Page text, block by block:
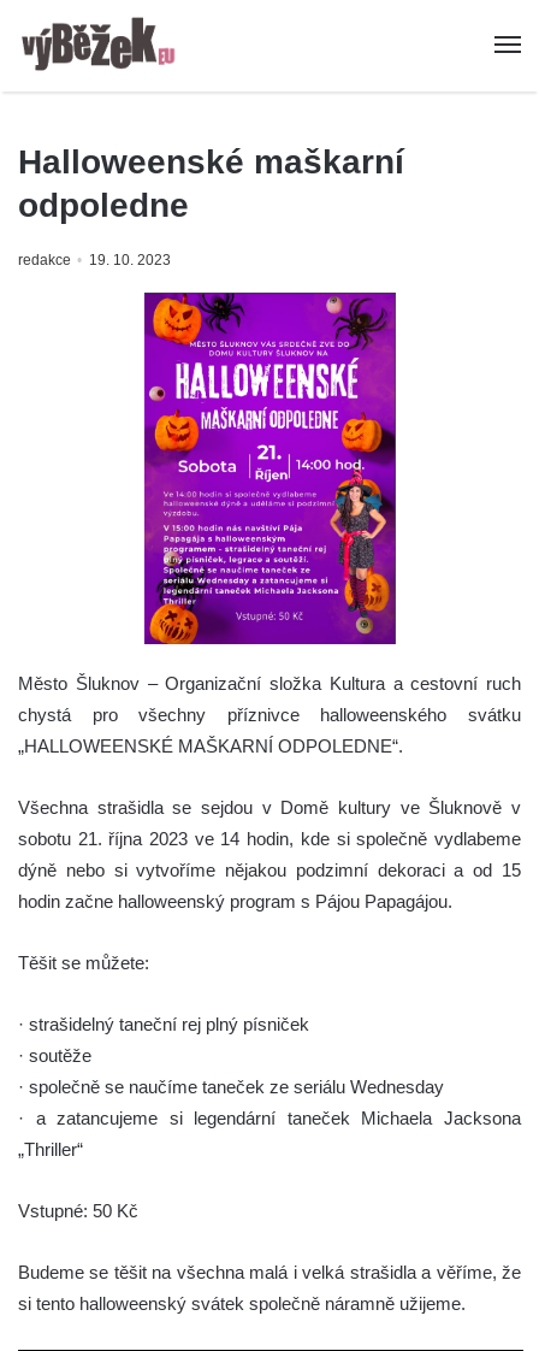
Halloweenské maškarní
odpoledne
redakce 19. 10. 2023
Město Šluknov – Organizační složka Kultura a cestovní ruch
chystá pro všechny příznivce halloweenského svátku
„HALLOWEENSKÉ MAŠKARNÍ ODPOLEDNE“.
Všechna strašidla se sejdou v Domě kultury ve Šluknově v
sobotu 21. října 2023 ve 14 hodin, kde si společně vydlabeme
dýně nebo si vytvoříme nějakou podzimní dekoraci a od 15
hodin začne halloweenský program s Pájou Papagájou.
Těšit se můžete:
· strašidelný taneční rej plný písniček
· soutěže
· společně se naučíme taneček ze seriálu Wednesday
· a zatancujeme si legendární taneček Michaela Jacksona
„Thriller“
Vstupné: 50 Kč
Budeme se těšit na všechna malá i velká strašidla a věříme, že
si tento halloweenský svátek společně náramně užijeme.